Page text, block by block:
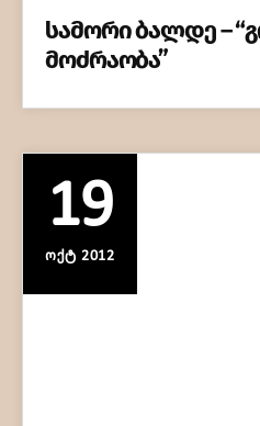
სამორი ბალდე –
მოძრაობა”
19
ᲝᲥᲢ 2012